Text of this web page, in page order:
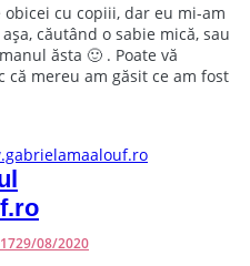
cu copiii, dar eu mi-am
căutând o sabie mică, sau
ăsta 🙂 . Poate vă
că mereu am găsit ce am fost
29/08/2020